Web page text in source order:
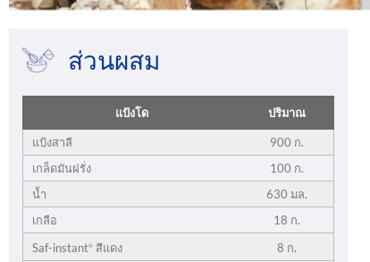
ส่วนผสม
แป้งโด ปริมาณ
แป้งสาลี
900 ก.
เกล็ดมันฝรั่ง
100 ก.
น้ำ
630 มล.
เกลือ
18 ก.
Saf-instant® สีแดง
8 ก.